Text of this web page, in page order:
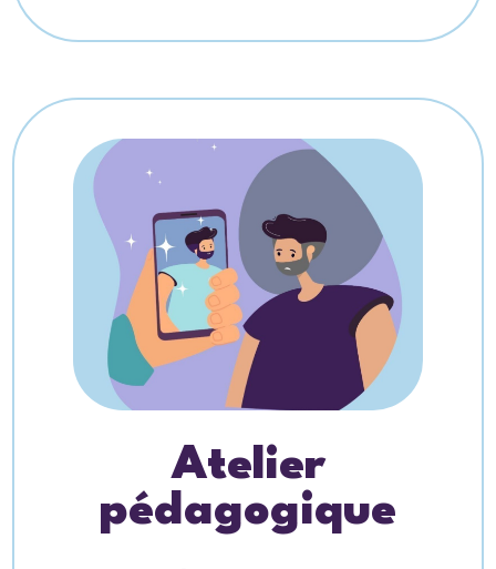
Atelier
pédagogique